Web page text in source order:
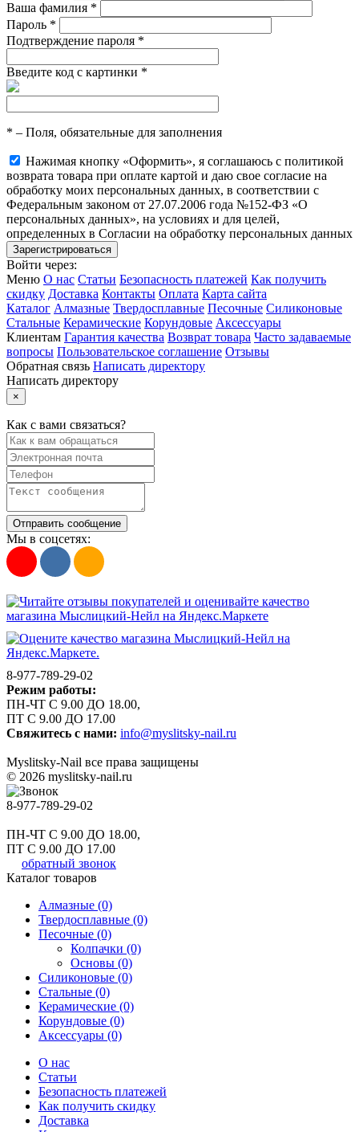
Ваша фамилия *
Пароль *
Подтверждение пароля *
Введите код с картинки *
* – Поля, обязательные для заполнения
Нажимая кнопку «Оформить», я соглашаюсь с политикой
возврата товара при оплате картой и даю свое согласие на
обработку моих персональных данных, в соответствии с
Федеральным законом от 27.07.2006 года №152-ФЗ «О
персональных данных», на условиях и для целей,
определенных в Согласии на обработку персональных данных
Войти через:
Меню О нас Статьи Безопасность платежей Как получить
скидку Доставка Контакты Оплата Карта сайта
Каталог Алмазные Твердосплавные Песочные Силиконовые
Стальные Керамические Корундовые Аксессуары
Клиентам Гарантия качества Возврат товара Часто задаваемые
вопросы Пользовательское соглашение Отзывы
Обратная связь Написать директору
Написать директору
×
Как с вами связаться?
Отправить сообщение
Мы в соцсетях:
8-977-789-29-02
Режим работы:
ПН-ЧТ С 9.00 ДО 18.00,
ПТ С 9.00 ДО 17.00
Свяжитесь с нами: info@myslitsky-nail.ru
Myslitsky-Nail все права защищены
© 2026 myslitsky-nail.ru
8-977-789-29-02
ПН-ЧТ С 9.00 ДО 18.00,
ПТ С 9.00 ДО 17.00
обратный звонок
Каталог товаров
Алмазные (0)
Твердосплавные (0)
Песочные (0)
Колпачки (0)
Основы (0)
Силиконовые (0)
Стальные (0)
Керамические (0)
Корундовые (0)
Аксессуары (0)
О нас
Статьи
Безопасность платежей
Как получить скидку
Доставка